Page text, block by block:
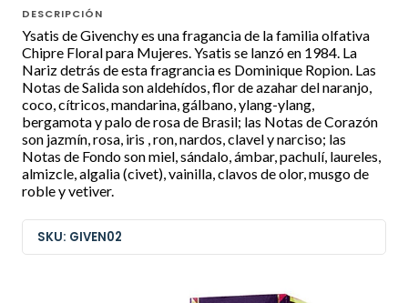
DESCRIPCIÓN
Ysatis de Givenchy es una fragancia de la familia olfativa
Chipre Floral para Mujeres. Ysatis se lanzó en 1984. La
Nariz detrás de esta fragrancia es Dominique Ropion. Las
Notas de Salida son aldehídos, flor de azahar del naranjo,
coco, cítricos, mandarina, gálbano, ylang-ylang,
bergamota y palo de rosa de Brasil; las Notas de Corazón
son jazmín, rosa, iris , ron, nardos, clavel y narciso; las
Notas de Fondo son miel, sándalo, ámbar, pachulí, laureles,
almizcle, algalia (civet), vainilla, clavos de olor, musgo de
roble y vetiver.
SKU: GIVEN02